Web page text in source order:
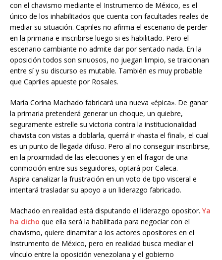
con el chavismo mediante el Instrumento de México, es el
único de los inhabilitados que cuenta con facultades reales de
mediar su situación. Capriles no afirma el escenario de perder
en la primaria e inscribirse luego si es habilitado. Pero el
escenario cambiante no admite dar por sentado nada. En la
oposición todos son sinuosos, no juegan limpio, se traicionan
entre sí y su discurso es mutable. También es muy probable
que Capriles apueste por Rosales.
María Corina Machado fabricará una nueva «épica». De ganar
la primaria pretenderá generar un choque, un quiebre,
seguramente estrelle su victoria contra la institucionalidad
chavista con vistas a doblarla, querrá ir «hasta el final», el cual
es un punto de llegada difuso. Pero al no conseguir inscribirse,
en la proximidad de las elecciones y en el fragor de una
conmoción entre sus seguidores, optará por Caleca.
Aspira canalizar la frustración en un voto de tipo visceral e
intentará trasladar su apoyo a un liderazgo fabricado.
Machado en realidad está disputando el liderazgo opositor. Ya
ha dicho que ella será la habilitada para negociar con el
chavismo, quiere dinamitar a los actores opositores en el
Instrumento de México, pero en realidad busca mediar el
vínculo entre la oposición venezolana y el gobierno